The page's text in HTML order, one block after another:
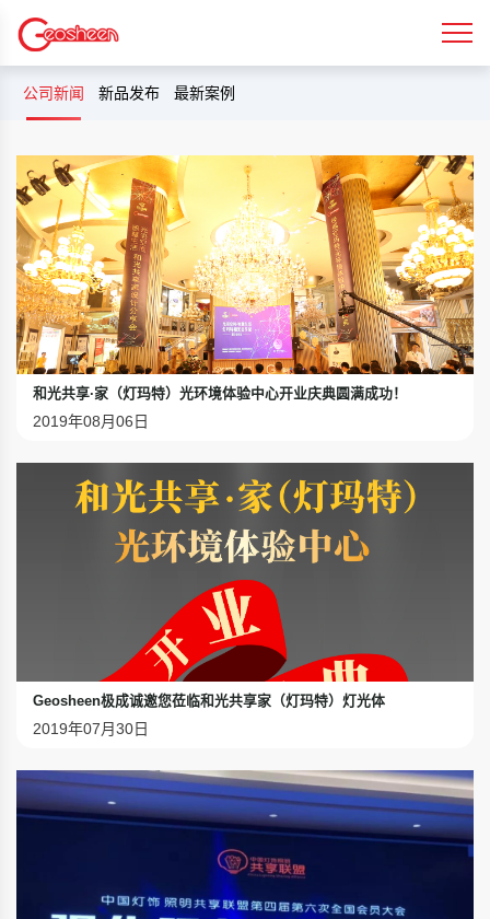
公司新闻 新品发布 最新案例
和光共享·家（灯玛特）光环境体验中心开业庆典圆满成功！
2019年08月06日
Geosheen极成诚邀您莅临和光共享家（灯玛特）灯光体
2019年07月30日